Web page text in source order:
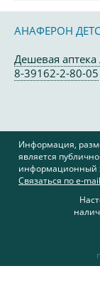
АНАФЕРОН
Дешевая
8-39162-2-80-05
Информация,
является
информационный
Связаться по e-mail